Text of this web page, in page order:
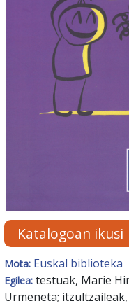
Katalogoan ikusi
Mota: Euskal biblioteka
Egilea: testuak, Marie
Urmeneta;